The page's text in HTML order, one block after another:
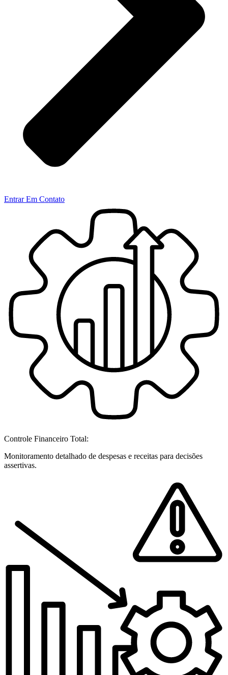
Entrar Em Contato
Controle Financeiro Total:
Monitoramento detalhado de despesas e receitas para decisões
assertivas.